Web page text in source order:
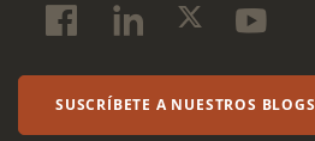
SUSCRÍBETE A NUESTROS BLOGS